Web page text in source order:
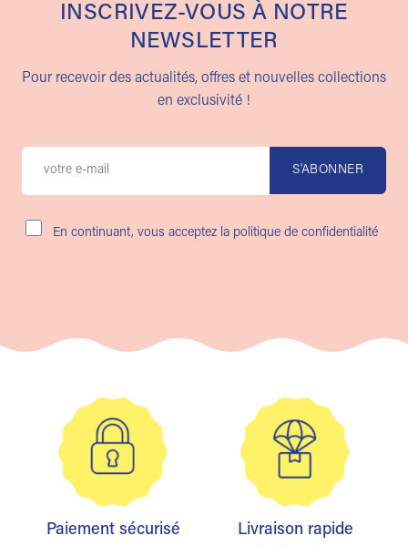
INSCRIVEZ-VOUS À NOTRE
NEWSLETTER
Pour recevoir des actualités, offres et nouvelles collections
en exclusivité !
En continuant, vous acceptez la politique de confidentialité
Paiement sécurisé
Livraison rapide